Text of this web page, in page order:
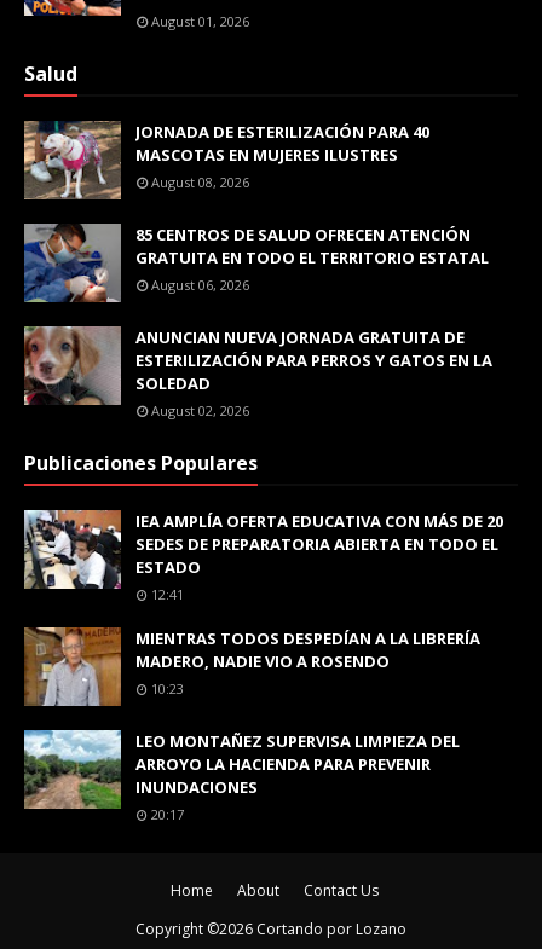
August 01, 2026
Salud
JORNADA DE ESTERILIZACIÓN PARA 40
MASCOTAS EN MUJERES ILUSTRES
August 08, 2026
85 CENTROS DE SALUD OFRECEN ATENCIÓN
GRATUITA EN TODO EL TERRITORIO ESTATAL
August 06, 2026
ANUNCIAN NUEVA JORNADA GRATUITA DE
ESTERILIZACIÓN PARA PERROS Y GATOS EN LA
SOLEDAD
August 02, 2026
Publicaciones Populares
IEA AMPLÍA OFERTA EDUCATIVA CON MÁS DE 20
SEDES DE PREPARATORIA ABIERTA EN TODO EL
ESTADO
12:41
MIENTRAS TODOS DESPEDÍAN A LA LIBRERÍA
MADERO, NADIE VIO A ROSENDO
10:23
LEO MONTAÑEZ SUPERVISA LIMPIEZA DEL
ARROYO LA HACIENDA PARA PREVENIR
INUNDACIONES
20:17
Home About
Contact Us
Copyright ©2026 Cortando por Lozano